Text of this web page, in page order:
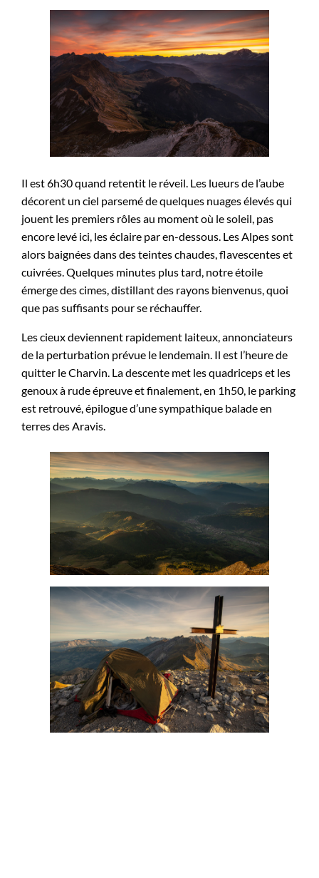
Il est 6h30 quand retentit le réveil. Les lueurs de l’aube
décorent un ciel parsemé de quelques nuages élevés qui
jouent les premiers rôles au moment où le soleil, pas
encore levé ici, les éclaire par en-dessous. Les Alpes sont
alors baignées dans des teintes chaudes, flavescentes et
cuivrées. Quelques minutes plus tard, notre étoile
émerge des cimes, distillant des rayons bienvenus, quoi
que pas suffisants pour se réchauffer.
Les cieux deviennent rapidement laiteux, annonciateurs
de la perturbation prévue le lendemain. Il est l’heure de
quitter le Charvin. La descente met les quadriceps et les
genoux à rude épreuve et finalement, en 1h50, le parking
est retrouvé, épilogue d’une sympathique balade en
terres des Aravis.